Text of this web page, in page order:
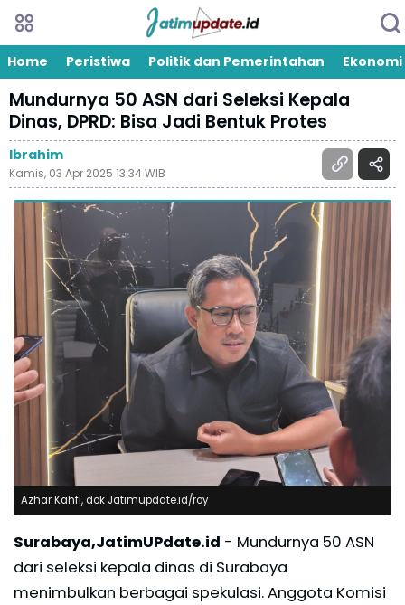
Home Peristiwa Politik dan Pemerintahan Ekonomi
Mundurnya 50 ASN dari Seleksi Kepala
Dinas, DPRD: Bisa Jadi Bentuk Protes
Ibrahim
Kamis, 03 Apr 2025 13:34 WIB
Azhar Kahfi, dok Jatimupdate.id/roy
Surabaya,JatimUPdate.id - Mundurnya 50 ASN
dari seleksi kepala dinas di Surabaya
menimbulkan berbagai spekulasi. Anggota Komisi